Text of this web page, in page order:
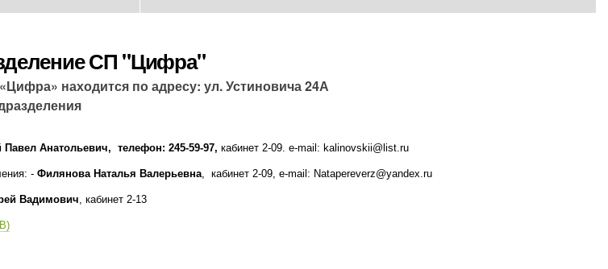
СП "Цифра"
находится по адресу: ул. Устиновича 24А
Павел Анатольевич,телефон: 245-59-97, кабинет 2-09.e-mail: kalinovskii@list.ru
-Филянова Наталья Валерьевна, кабинет 2-09, e-mail: Natapereverz@yandex.ru
Вадимович , кабинет 2-13